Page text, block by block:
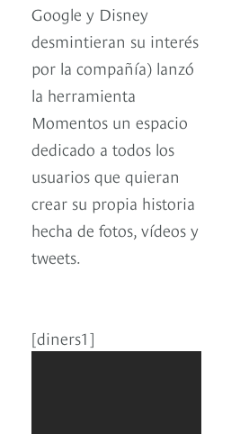
Google y Disney
desmintieran su interés
por la compañía) lanzó
la herramienta
Momentos un espacio
dedicado a todos los
usuarios que quieran
crear su propia historia
hecha de fotos, vídeos y
tweets.
[diners1]